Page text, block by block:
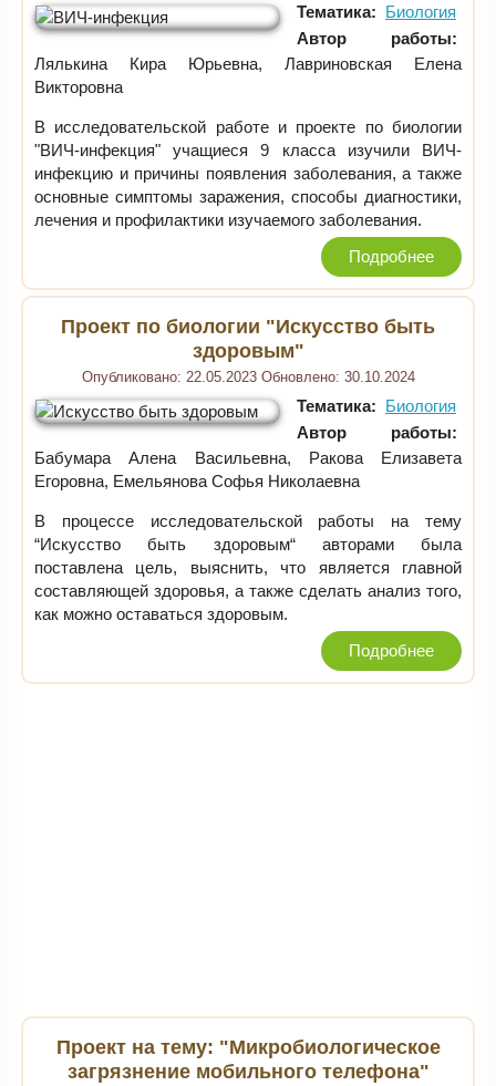
Тематика: Биология
Автор работы:
Лялькина Кира Юрьевна, Лавриновская Елена
Викторовна
В исследовательской работе и проекте по биологии
"ВИЧ-инфекция" учащиеся 9 класса изучили ВИЧ-
инфекцию и причины появления заболевания, а также
основные симптомы заражения, способы диагностики,
лечения и профилактики изучаемого заболевания.
Подробнее
Проект по биологии "Искусство быть
здоровым"
Опубликовано: 22.05.2023 Обновлено: 30.10.2024
Тематика: Биология
Автор работы:
Бабумара Алена Васильевна, Ракова Елизавета
Егоровна, Емельянова Софья Николаевна
В процессе исследовательской работы на тему
“Искусство быть здоровым“ авторами была
поставлена цель, выяснить, что является главной
составляющей здоровья, а также сделать анализ того,
как можно оставаться здоровым.
Подробнее
Проект на тему: "Микробиологическое
загрязнение мобильного телефона"